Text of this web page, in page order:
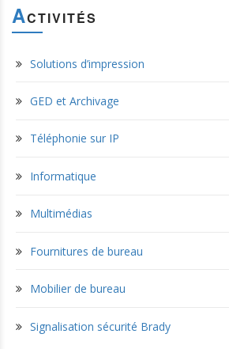
ACTIVITÉS
Solutions d’impression
GED et Archivage
Téléphonie sur IP
Informatique
Multimédias
Fournitures de bureau
Mobilier de bureau
Signalisation sécurité Brady